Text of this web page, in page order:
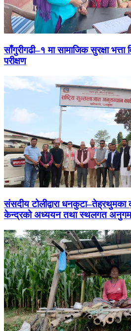
साँगुरीगढी–१ मा सामाजिक सुरक्षा
परीक्षण
संसदीय टोलीद्वारा
केन्द्रको अध्ययन तथा स्थलगत